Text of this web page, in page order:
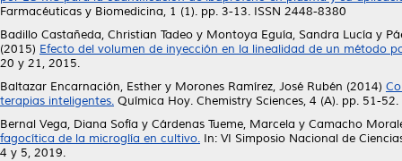
Farmacéuticas y Biomedicina, 1 (1). pp. 3-13. ISSN 2448-8380
Badillo Castañeda, Christian Tadeo y Montoya Eguía, Sandra Lucía y
(2015) Efecto del volumen de inyección en la linealidad de un método
20 y 21, 2015.
Baltazar Encarnación, Esther y Morones Ramírez, José Rubén (2014)
terapias inteligentes. Química Hoy. Chemistry Sciences, 4 (A). pp. 51-
Bernal Vega, Diana Sofía y Cárdenas Tueme, Marcela y Camacho
fagocítica de la microglía en cultivo. In: VI Simposio Nacional de
4 y 5, 2019.